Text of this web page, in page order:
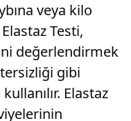
veya kilo
Testi,
değerlendirmek
gibi
Elastaz